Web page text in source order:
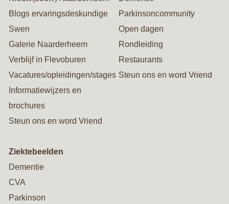
Blogs ervaringsdeskundige
Swen
Galerie Naarderheem
Verblijf in Flevoburen
Vacatures/opleidingen/stages
Informatiewijzers en
brochures
Steun ons en word Vriend
Parkinsoncommunity
Open dagen
Rondleiding
Restaurants
Steun ons en word Vriend
Ziektebeelden
Dementie
CVA
Parkinson